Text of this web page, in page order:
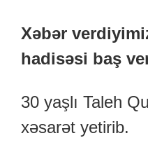
Xəbər
hadisəsi baş
30 yaşlı Taleh
xəsarət yetirib.